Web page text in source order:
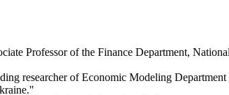
Professor of the Finance Department,
researcher of Economic Modeling